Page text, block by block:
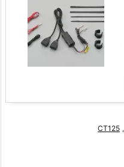
CT125 ,